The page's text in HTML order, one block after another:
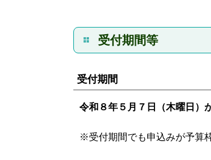
受付期間等
受付期間
令和８年５月７日（木曜日）
※受付期間でも申込みが予算